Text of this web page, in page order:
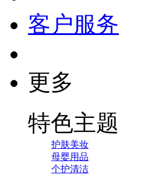
客户服务
更多
特色主题
护肤美妆
母婴用品
个护清洁